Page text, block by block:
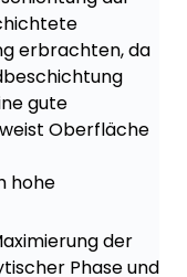
erbrachten, da
gute
Oberfläche
hohe
der
Phase und